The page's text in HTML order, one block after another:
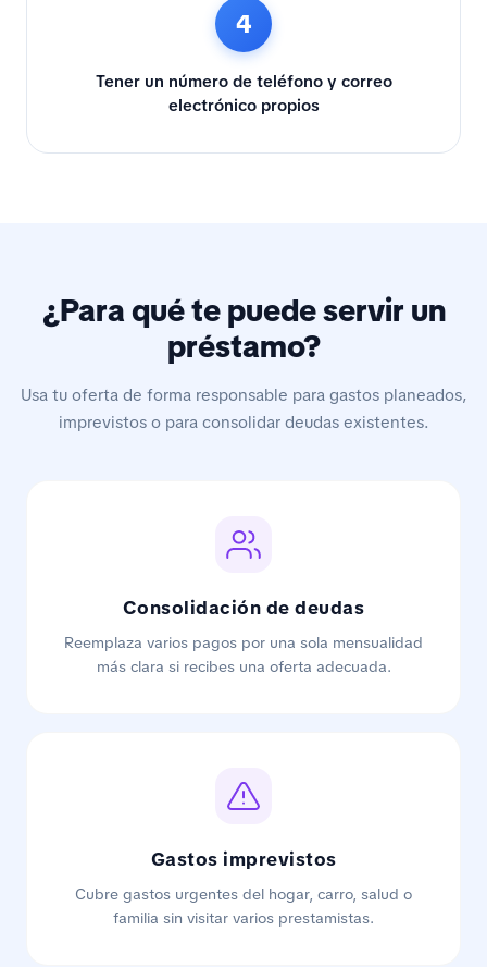
4
Tener un número de teléfono y correo
electrónico propios
¿Para qué te puede servir un
préstamo?
Usa tu oferta de forma responsable para gastos planeados,
imprevistos o para consolidar deudas existentes.
Consolidación de deudas
Reemplaza varios pagos por una sola mensualidad
más clara si recibes una oferta adecuada.
Gastos imprevistos
Cubre gastos urgentes del hogar, carro, salud o
familia sin visitar varios prestamistas.